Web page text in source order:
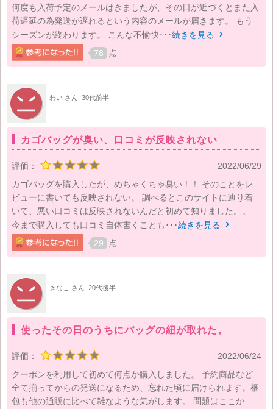
何度も入荷予定のメールはきましたが、その日が近づくとまた入
荷遅延の為発送が遅れるという内容のメールが届きます。 もう
シーズンが終わります。 こんな不愉快･･･続きを見る 
78 点
わい さん 30代前半
カゴバッグが臭い、口コミが反映されない
評価：
2022/06/29
カゴバッグを購入したが、めちゃくちゃ臭い！！ そのことをレ
ビューに書いても反映されない。 調べるとこのサイトに辿り着
いて、悪い口コミは反映されないんだと初めて知りました。。
今まで購入しても口コミ自体書くことも･･･続きを見る 
29 点
きなこ さん 20代後半
使ったその日のうちにバッグの紐が取れた。
評価：
2022/06/24
クーポンを利用して初めて何点か購入しました。 予約商品など
全て揃ってからの発送になるため、忘れた頃に届けられます。梱
包も他の通販に比べて雑なような気がします。 問題はここか